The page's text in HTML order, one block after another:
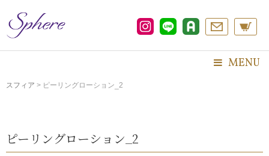
テ
ス
MENU
スフィア > ピーリングローション_2
ピーリングローション_2